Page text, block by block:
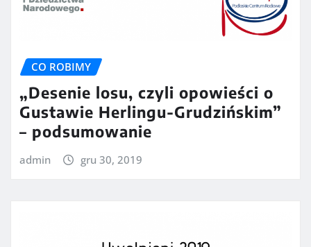
CO ROBIMY
„Desenie losu, czyli opowieści o
Gustawie Herlingu-Grudzińskim”
– podsumowanie
admin gru 30, 2019